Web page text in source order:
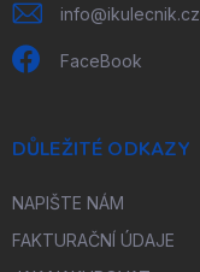
info@ikulecnik.cz
FaceBook
DŮLEŽITÉ ODKAZY
NAPIŠTE NÁM
FAKTURAČNÍ ÚDAJE